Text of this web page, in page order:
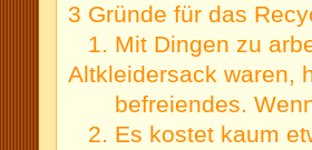
3 Gründe für das
1. Mit Dingen zu
Altkleidersack waren,
befreiendes.
2. Es kostet kaum